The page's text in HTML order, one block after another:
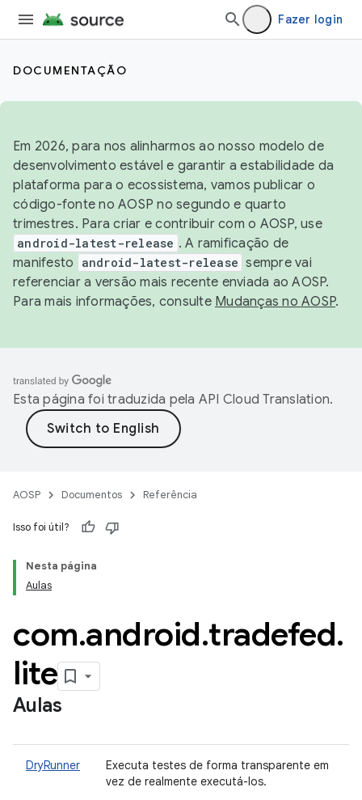
Fazer login
DOCUMENTAÇÃO
Em 2026, para nos alinharmos ao nosso modelo de
desenvolvimento estável e garantir a estabilidade da
plataforma para o ecossistema, vamos publicar o
código-fonte no AOSP no segundo e quarto
trimestres. Para criar e contribuir com o AOSP, use
android-latest-release . A ramificação de
manifesto
android-latest-release sempre vai
referenciar a versão mais recente enviada ao AOSP.
Para mais informações, consulte Mudanças no AOSP.
Esta página foi traduzida pela API Cloud Translation.
AOSP Documentos Referência
Isso foi útil?
Nesta página
Aulas
com.android.tradefed.
lite
Aulas
DryRunner
Executa testes de forma transparente em
vez de realmente executá-los.